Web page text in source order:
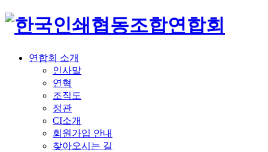
연합회 소개
인사말
연혁
조직도
정관
CI소개
회원가입 안내
찾아오시는 길